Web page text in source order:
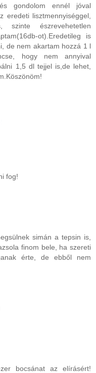
gondolom ennél jóval
lisztmennyiséggel,
észrevehetetlen
ot).Eredetileg is
de nem akartam hozzá 1 l
hogy nem annyival
1,5 dl tejjel is,de lehet,
fog!
simán a tepsin is,
finom bele, ha szereti
érte, de ebből nem
bocsánat az elírásért!